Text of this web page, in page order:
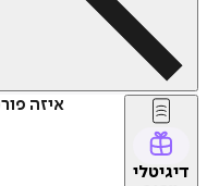
איזה
דיגיטלי